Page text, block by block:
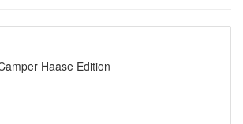
Haase Edition